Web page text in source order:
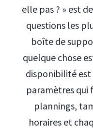
elle pas ? » est
questions les
boîte de
quelque chose
disponibilité
paramètres qui
plannings,
horaires et